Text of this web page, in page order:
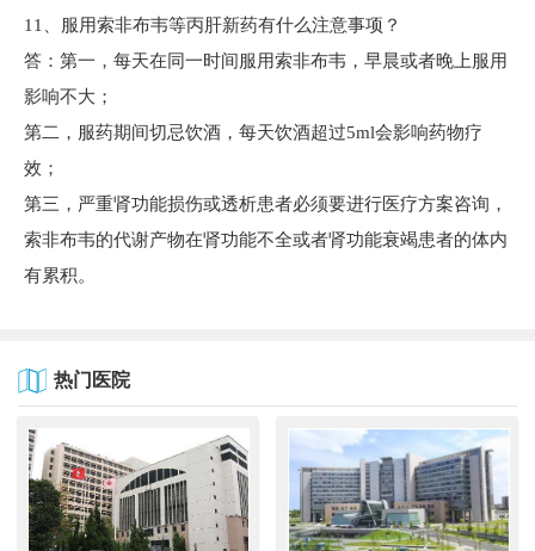
11、服用索非布韦等丙肝新药有什么注意事项？
答：第一，每天在同一时间服用索非布韦，早晨或者晚上服用
影响不大；
第二，服药期间切忌饮酒，每天饮酒超过5ml会影响药物疗
效；
第三，严重肾功能损伤或透析患者必须要进行医疗方案咨询，
索非布韦的代谢产物在肾功能不全或者肾功能衰竭患者的体内
有累积。
热门医院